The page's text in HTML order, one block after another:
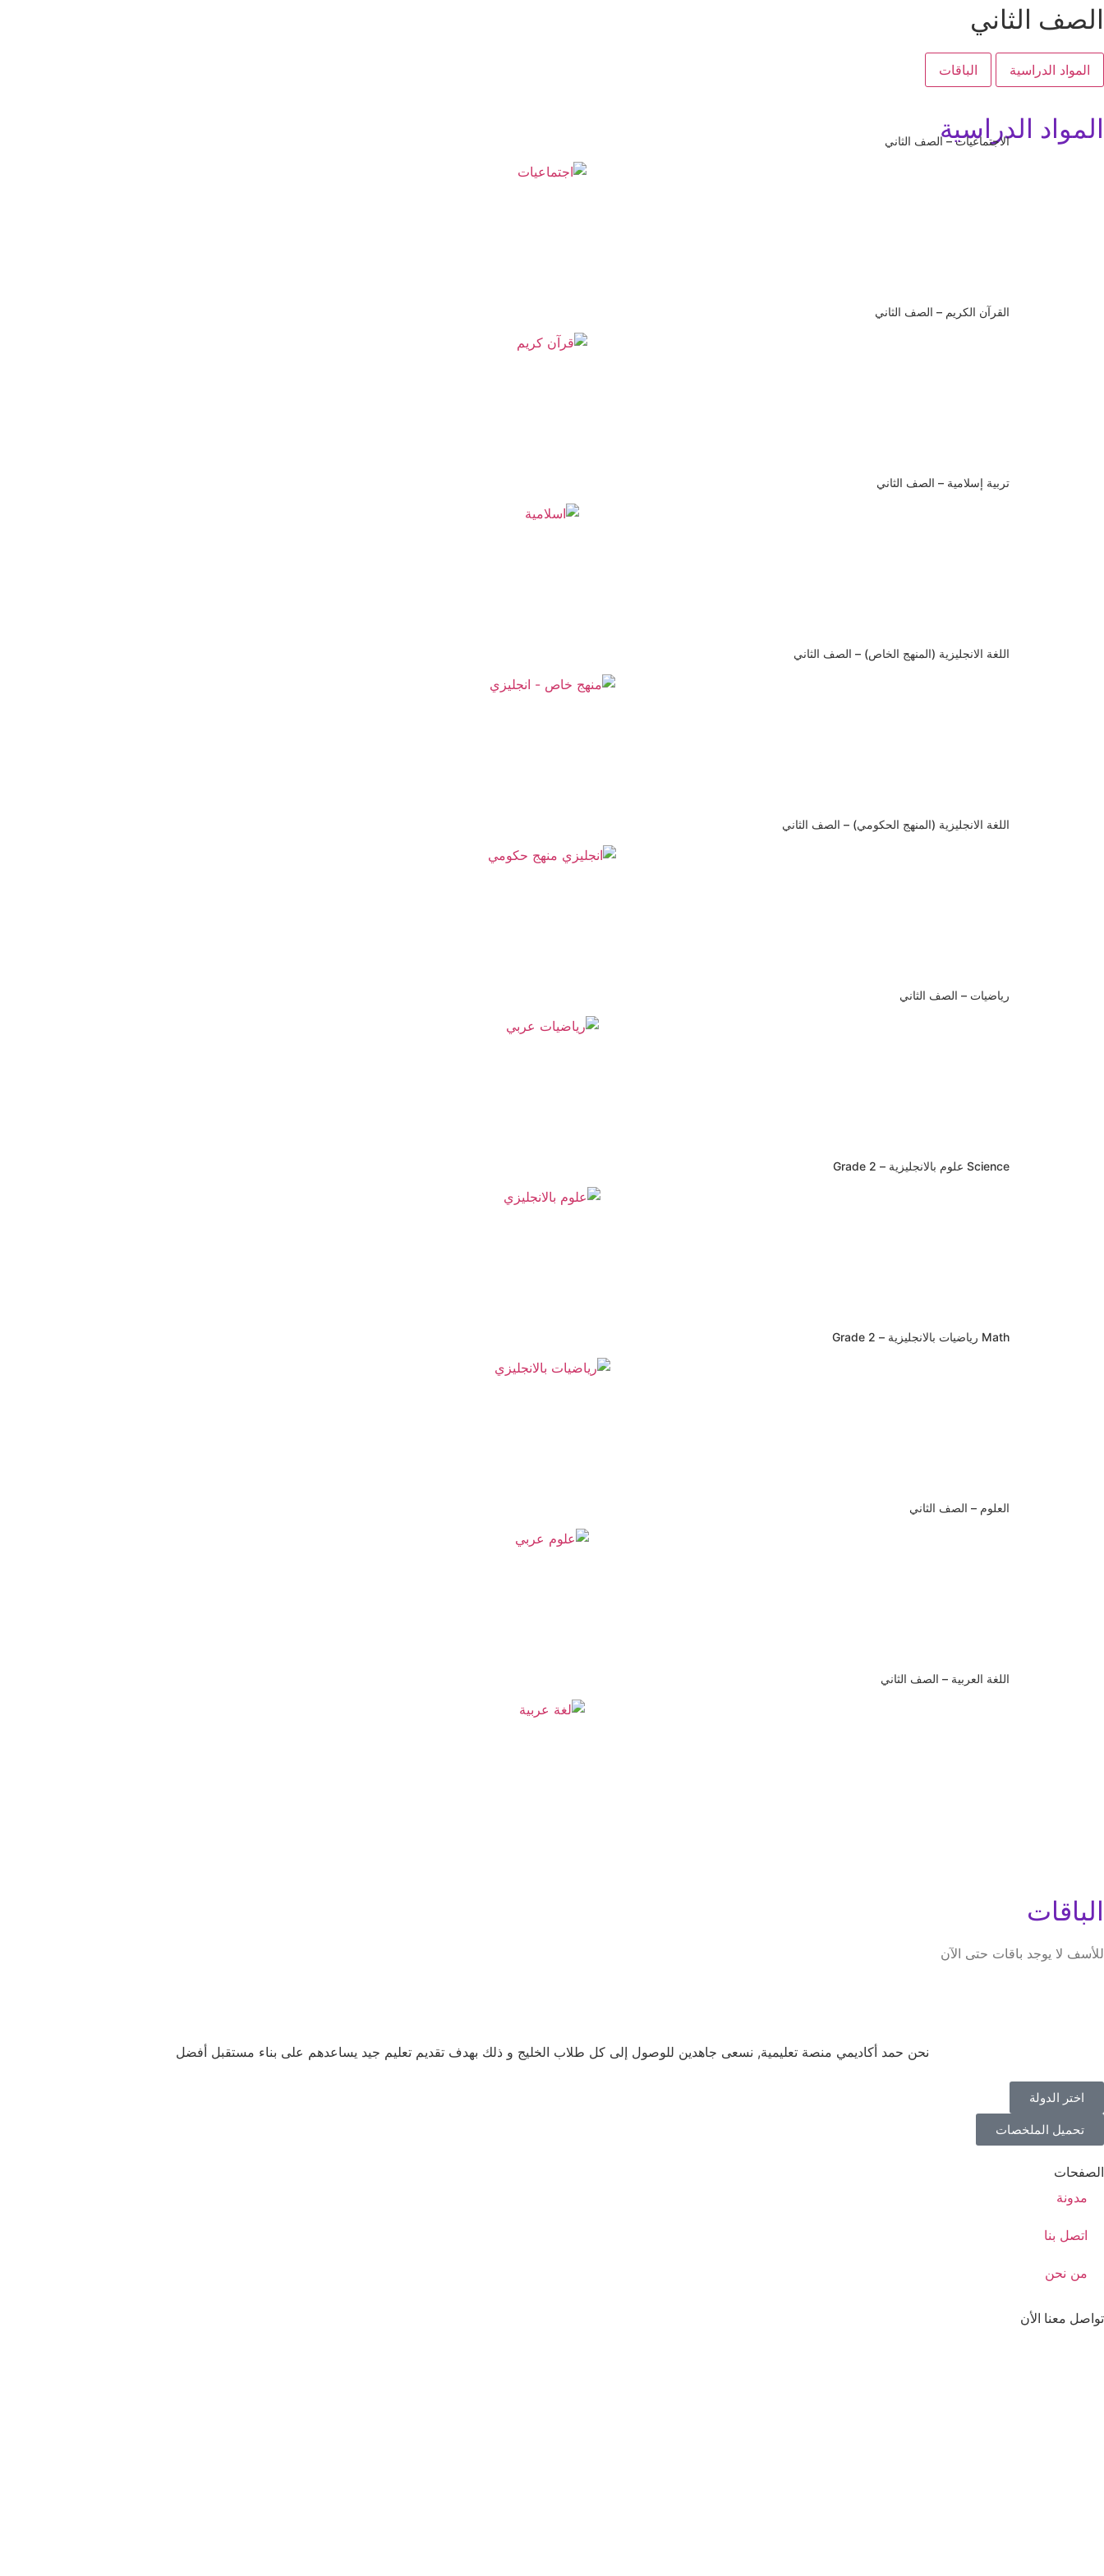
الصف الثاني
المواد الدراسية الباقات
المواد الدراسية
الاجتماعيات – الصف الثاني
القرآن الكريم – الصف الثاني
تربية إسلامية – الصف الثاني
اللغة الانجليزية (المنهج الخاص) – الصف الثاني
اللغة الانجليزية (المنهج الحكومي) – الصف الثاني
رياضيات – الصف الثاني
Science علوم بالانجليزية – Grade 2
Math رياضيات بالانجليزية – Grade 2
العلوم – الصف الثاني
اللغة العربية – الصف الثاني
الباقات
للأسف لا يوجد باقات حتى الآن
نحن حمد أكاديمي منصة تعليمية, نسعى جاهدين للوصول إلى كل طلاب الخليج و ذلك بهدف تقديم تعليم جيد يساعدهم على بناء مستقبل أفضل
اختر الدولة
تحميل الملخصات
الصفحات
مدونة
اتصل بنا
من نحن
تواصل معنا الأن